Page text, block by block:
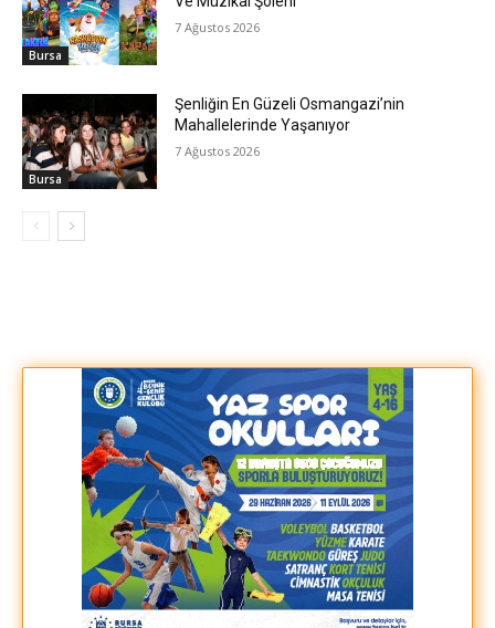
Bursa
7 Ağustos 2026
Bursa
Şenliğin En Güzeli Osmangazi’nin
Mahallelerinde Yaşanıyor
7 Ağustos 2026